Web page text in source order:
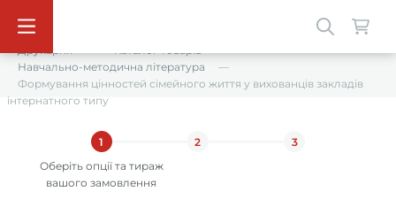
Друкарня
Каталог товарів
Навчально-методична література
Формування цінностей сімейного життя у вихованців закладів
інтернатного типу
1
Оберіть опції та тираж
вашого замовлення
2 3